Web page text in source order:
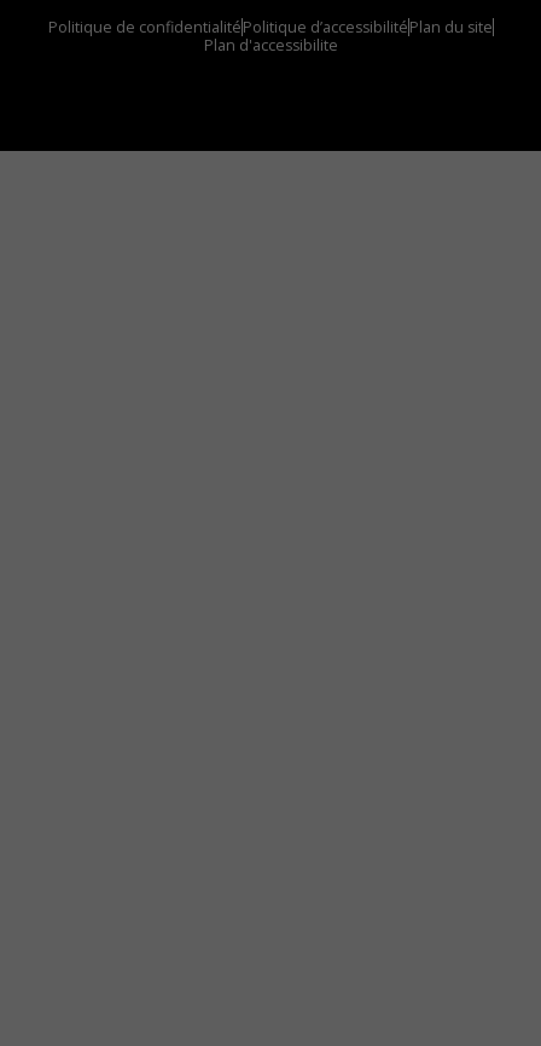
Politique de confidentialitéPolitique d’accessibilitéPlan du site
Plan d'accessibilite